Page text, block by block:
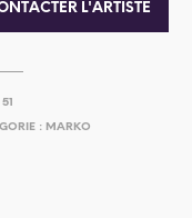
L'ARTISTE
51
: MARKO